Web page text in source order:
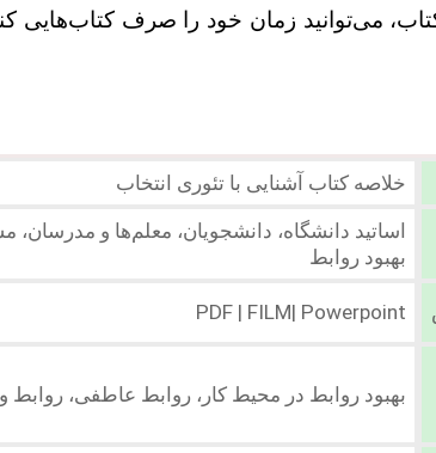
می‌توانید زمان خود را صرف کتاب‌هایی
خلاصه کتاب آشنایی با تئوری انتخاب
اساتید دانشگاه، دانشجویان، معلم‌ها و
بهبود روابط
PDF | FILM| Powerpoint
بهبود روابط در محیط کار، روابط عاطفی، روابط